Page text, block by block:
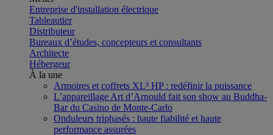
Entreprise d'installation électrique
Tableautier
Distributeur
Bureaux d’études, concepteurs et consultants
Architecte
Hébergeur
À la une
Armoires et coffrets XL³ HP : redéfinir la puissance
L’appareillage Art d’Arnould fait son show au Buddha-
Bar du Casino de Monte-Carlo
Onduleurs triphasés : haute fiabilité et haute
performance assurées